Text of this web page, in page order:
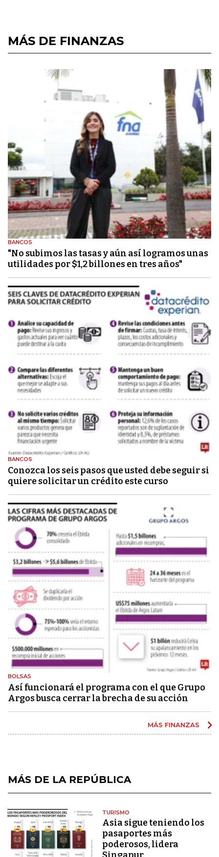
MÁS DE FINANZAS
BANCOS
"No subimos las tasas y aún así logramos unas
utilidades por $1,2 billones en tres años"
BANCOS
Conozca los seis pasos que usted debe seguir si
quiere solicitar un crédito este curso
BOLSAS
Así funcionará el programa con el que Grupo
Argos busca cerrar la brecha de su acción
MÁS FINANZAS
MÁS DE LA REPÚBLICA
TURISMO
Asia sigue teniendo los
pasaportes más
poderosos, lidera
Singapur